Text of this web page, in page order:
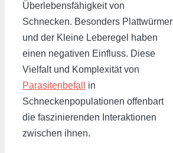
Überlebensfähigkeit von
Schnecken. Besonders Plattwürmer
und der Kleine Leberegel haben
einen negativen Einfluss. Diese
Vielfalt und Komplexität von
Parasitenbefall
in
Schneckenpopulationen offenbart
die faszinierenden Interaktionen
zwischen ihnen.